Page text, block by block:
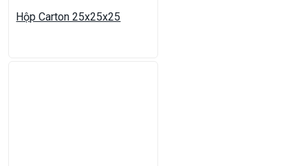
Hộp Carton 25x25x25